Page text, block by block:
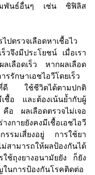
มพันธ์อื่นๆ เช่น ซิฟิลิส
ปตรวจเลือดหาเชื้อไว
วจึงมีประโยชน์  เมื่อเรา
ลเลือดเร็ว หากผลเลือด
รรักษาเอชไอวีโดยเร็ว
ดี ใช้ชีวิตได้ตามปกติ
ชื้อ และต้องเน้นย้ำกับผู้
อ ผลเลือดตรวจไม่เจอ
ายยังคงมีเชื้อเอชไอวี
รรมเสี่ยงอยู่ การใช้ยา
ม่สามารถให้ผลป้องกันได้
ช้ถุงยางอนามัยยัง ก็ยัง
นการป้องกันโรคติดต่อ